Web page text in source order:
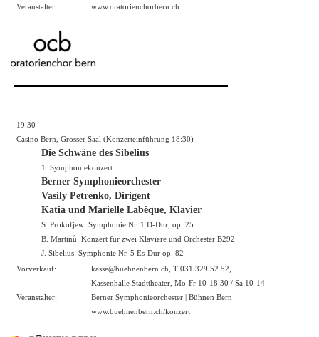
Veranstalter:
www.oratorienchorbern.ch
19:30
Casino Bern, Grosser Saal (Konzerteinführung 18:30)
Die Schwäne des Sibelius
1. Symphoniekonzert
Berner Symphonieorchester
Vasily Petrenko, Dirigent
Katia und Marielle Labèque, Klavier
S. Prokofjew: Symphonie Nr. 1 D-Dur, op. 25
B. Martinů: Konzert für zwei Klaviere und Orchester B292
J. Sibelius: Symphonie Nr. 5 Es-Dur op. 82
Vorverkauf:
kasse@buehnenbern.ch, T 031 329 52 52,
Kassenhalle Stadttheater, Mo-Fr 10-18:30 / Sa 10-14
Veranstalter:
Berner Symphonieorchester | Bühnen Bern
www.buehnenbern.ch/konzert